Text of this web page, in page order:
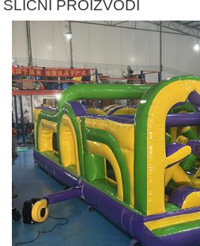
SLIČNI PROIZVODI